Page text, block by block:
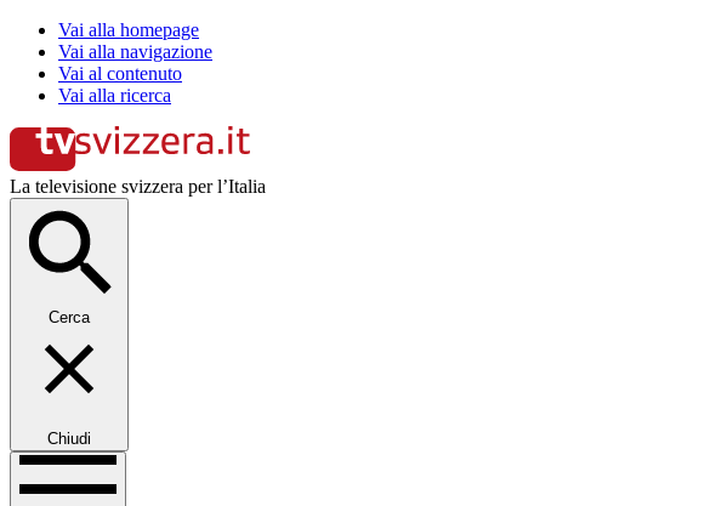
Vai alla homepage
Vai alla navigazione
Vai al contenuto
Vai alla ricerca
La televisione svizzera per l’Italia
Cerca
Chiudi